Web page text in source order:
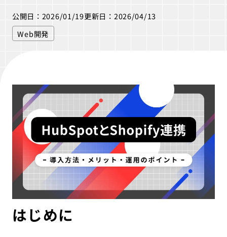
WordPressカスタム
セキュリティ診断
Webデザイン
UI/UX設計
ブランディング設計
データ分析&UI改善
Webサイト活用支援
Webシステム開発
クリエイティブ制作
ロゴ制作
アニメ公式サイト制作
IT派遣サービス
デザイナー
WEBMASTERS
EdtechTraining
Works
About
Company
Blog
Privacy policy
公開日：2026/01/19更新日：2026/04/13
Web開発
はじめに